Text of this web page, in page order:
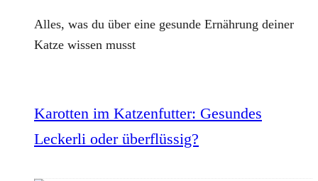
Alles, was du über eine gesunde Ernährung deiner
Katze wissen musst
Karotten im Katzenfutter: Gesundes
Leckerli oder überflüssig?